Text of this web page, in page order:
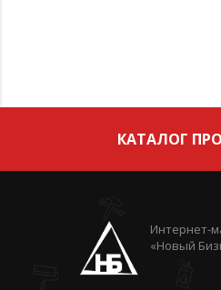
КАТАЛОГ
Интернет-
«Новый